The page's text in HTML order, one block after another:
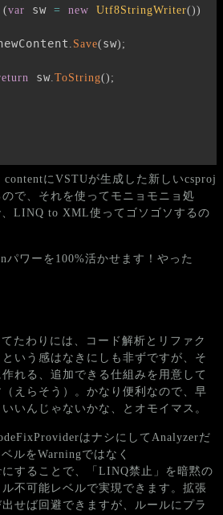
(var sw = new Utf8StringWriter())
Save( sw) ;
sw ToString() ;
contentにVSTUが生成した新しいcsproj
で、それを使ってモニョモニョ処
LINQ to XML使ってゴソゴソするの
パワーを100%活かせます！やった
たわりには、コード解析とリファク
いう感はなきにしも非ずですが、そ
れる、追加できる仕組みを用意して
えらそう）。かなり便利なので、早
いんじゃないかな、とオモイマス。
はナシにしてAnalyzerだ
ルをWarningではなく
することで、「LINQ禁止」を暗黙の
不可能レベルで実現できます。拡張
せば回避できますが、ルールにプラ